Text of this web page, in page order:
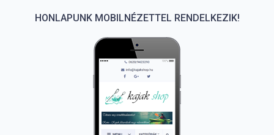
HONLAPUNK MOBILNÉZETTEL RENDELKEZIK!